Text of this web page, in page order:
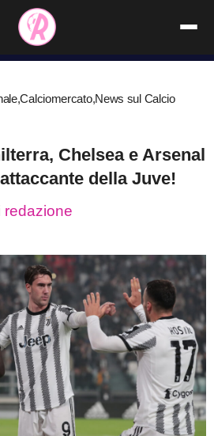
,Calciomercato,News sul Calcio
Chelsea e Arsenal
della Juve!
redazione